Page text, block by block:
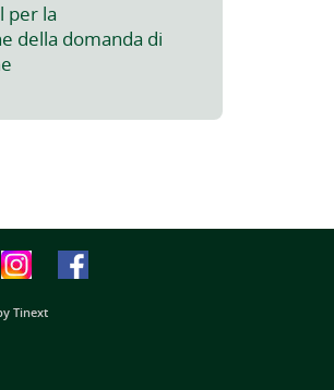
per la
della domanda di
Tinext